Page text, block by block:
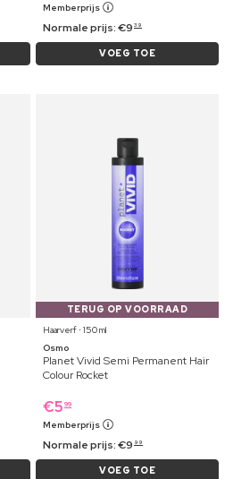
Memberprijs
Normale prijs:€9 39
VOEG TOE
TERUG OP VOORRAAD
Haarverf ⋅ 150 ml
Osmo
Planet Vivid Semi Permanent Hair
Colour Rocket
€5 99
Memberprijs
Normale prijs:€9 99
VOEG TOE